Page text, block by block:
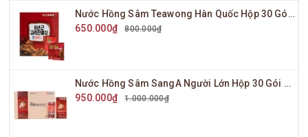
Nước Hồng Sâm Teawong Hàn Quốc Hộp 30 Gói x 70ml
650.000₫
800.000₫
Nước Hồng Sâm SangA Người Lớn Hộp 30 Gói x 10ml
950.000₫
1.000.000₫